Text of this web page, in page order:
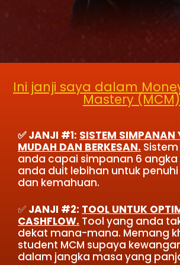
Ini janji saya dalam
Mastery
✅ JANJI #1: SISTEM SIMPANAN
MUDAH DAN BERKESAN.
anda capai simpanan 6 angka
anda duit lebihan untuk
dan kemahuan.
✅ JANJI #2: TOOL UNTUK
CASHFLOW. Tool yang anda
dekat mana-mana. Memang
student MCM supaya
dalam jangka masa yang